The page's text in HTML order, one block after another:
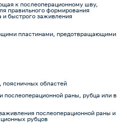
к послеоперационному шву,
правильного формирования
и быстрого заживления
пластинами, предотвращающими
областей
послеоперационной раны, рубца или в
послеоперационной раны и
рубцов